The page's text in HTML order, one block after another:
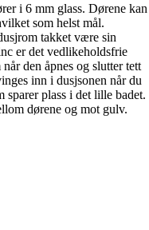
i 6 mm glass. Dørene kan
som helst mål.
takket være sin
er det vedlikeholdsfrie
den åpnes og slutter tett
inn i dusjsonen når du
sparer plass i det lille badet.
dørene og mot gulv.